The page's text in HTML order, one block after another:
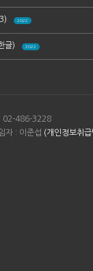
2022
글) 2022
: 02-486-3228
자 : 이준섭 (개인정보취